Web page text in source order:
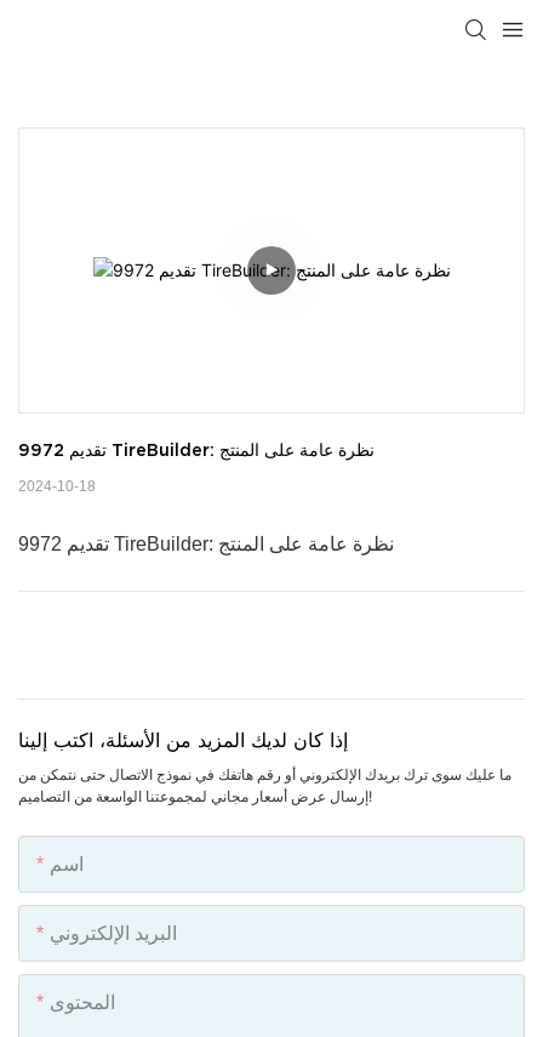
تقديم 9972 TireBuilder: نظرة عامة على المنتج
2024-10-18
تقديم 9972 TireBuilder: نظرة عامة على المنتج
إذا كان لديك المزيد من الأسئلة، اكتب إلينا
ما عليك سوى ترك بريدك الإلكتروني أو رقم هاتفك في نموذج الاتصال حتى نتمكن من
إرسال عرض أسعار مجاني لمجموعتنا الواسعة من التصاميم!
اسم
البريد الإلكتروني
المحتوى